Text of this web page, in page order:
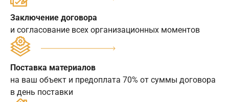
Заключение договора
и согласование всех организационных моментов
Поставка материалов
на ваш объект и предоплата 70% от суммы договора
в день поставки